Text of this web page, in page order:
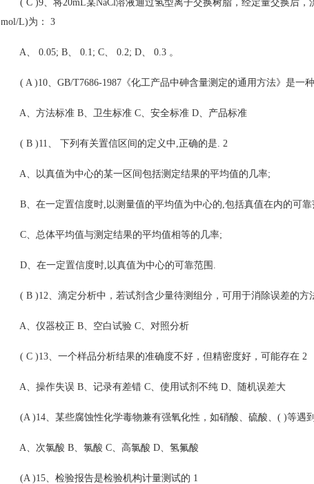
( C )9、将20mL某NaCl溶液通过氢型离子交换树脂，经定量交换后，
mol/L)为： 3
A、 0.05; B、 0.1; C、 0.2; D、 0.3 。
( A )10、GB/T7686-1987《化工产品中砷含量测定的通用方法》是一
A、方法标准 B、卫生标准 C、安全标准 D、产品标准
( B )11、 下列有关置信区间的定义中,正确的是. 2
A、以真值为中心的某一区间包括测定结果的平均值的几率;
B、在一定置信度时,以测量值的平均值为中心的,包括真值在内的可靠
C、总体平均值与测定结果的平均值相等的几率;
D、在一定置信度时,以真值为中心的可靠范围.
( B )12、滴定分析中，若试剂含少量待测组分，可用于消除误差的方
A、仪器校正 B、空白试验 C、对照分析
( C )13、一个样品分析结果的准确度不好，但精密度好，可能存在 2
A、操作失误 B、记录有差错 C、使用试剂不纯 D、随机误差大
(A )14、某些腐蚀性化学毒物兼有强氧化性，如硝酸、硫酸、( )等遇
A、次氯酸 B、氯酸 C、高氯酸 D、氢氟酸
(A )15、检验报告是检验机构计量测试的 1